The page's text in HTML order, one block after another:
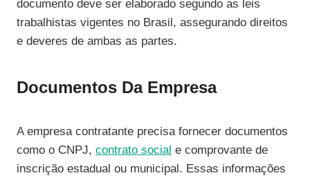
documento deve ser elaborado segundo as leis
trabalhistas vigentes no Brasil, assegurando direitos
e deveres de ambas as partes.
Documentos Da Empresa
A empresa contratante precisa fornecer documentos
como o CNPJ, contrato social e comprovante de
inscrição estadual ou municipal. Essas informações